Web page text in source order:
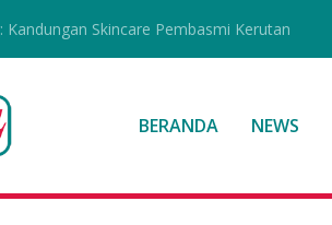
Kandungan Skincare Pembasmi Kerutan
BERANDA NEWS